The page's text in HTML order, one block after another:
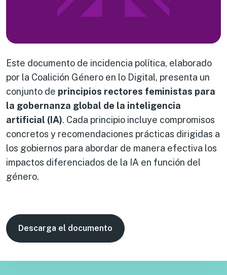
Este documento de incidencia política, elaborado
por la Coalición Género en lo Digital, presenta un
conjunto de principios rectores feministas para
la gobernanza global de la inteligencia
artificial (IA). Cada principio incluye compromisos
concretos y recomendaciones prácticas dirigidas a
los gobiernos para abordar de manera efectiva los
impactos diferenciados de la IA en función del
género.
Descarga el documento